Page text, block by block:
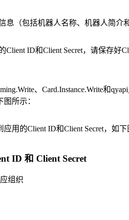
息（包括机器人名称、机器人简
ID和Client Secret，请保存好
、Card.Instance.Write和
所示：
用的Client ID和Client Secret，如下
ID 和 Client Secret
组织